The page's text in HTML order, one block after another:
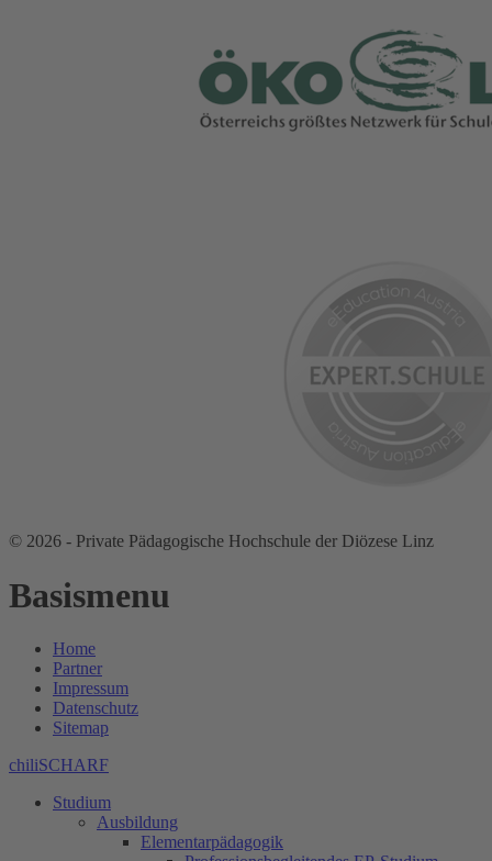
© 2026 - Private Pädagogische Hochschule der Diözese Linz
Basismenu
Home
Partner
Impressum
Datenschutz
Sitemap
chiliSCHARF
Studium
Ausbildung
Elementarpädagogik